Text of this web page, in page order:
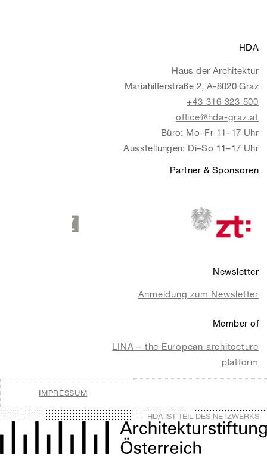
HDA
Haus der Architektur
Mariahilferstraße 2, A-8020 Graz
+43 316 323 500
office@hda-graz.at
Büro: Mo–Fr 11–17 Uhr
Ausstellungen: Di–So 11–17 Uhr
Partner & Sponsoren
Newsletter
Anmeldung zum Newsletter
Member of
LINA – the European architecture
platform
IMPRESSUM
HDA IST TEIL DES NETZWERKS